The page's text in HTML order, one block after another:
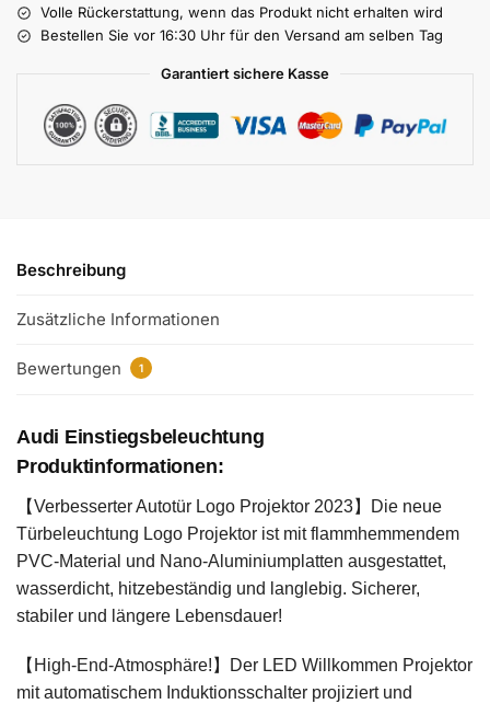
Volle Rückerstattung, wenn das Produkt nicht erhalten wird
Bestellen Sie vor 16:30 Uhr für den Versand am selben Tag
Garantiert sichere Kasse
Beschreibung
Zusätzliche Informationen
Bewertungen 1
Audi Einstiegsbeleuchtung
Produktinformationen:
【Verbesserter Autotür Logo Projektor 2023】Die neue
Türbeleuchtung Logo Projektor ist mit flammhemmendem
PVC-Material und Nano-Aluminiumplatten ausgestattet,
wasserdicht, hitzebeständig und langlebig. Sicherer,
stabiler und längere Lebensdauer!
【High-End-Atmosphäre!】Der LED Willkommen Projektor
mit automatischem Induktionsschalter projiziert und